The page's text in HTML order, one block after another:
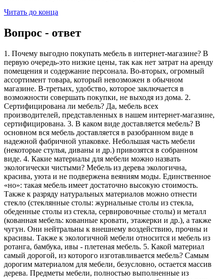
Читать до конца
Вопрос - ответ
1. Почему выгодно покупать мебель в интернет-магазине? В
первую очередь-это низкие цены, так как нет затрат на аренду
помещения и содержание персонала. Во-вторых, огромный
ассортимент товара, который невозможен в обычном
магазине. В-третьих, удобство, которое заключается в
возможности совершать покупки, не выходя из дома. 2.
Сертифицирована ли мебель? Да, мебель всех
производителей, представленных в нашем интернет-магазине,
сертифицирована. 3. В каком виде доставляется мебель? В
основном вся мебель доставляется в разобранном виде в
надежной фабричной упаковке. Небольшая часть мебели
(некоторые стулья, диваны и др.) привозятся в собранном
виде. 4. Какие материалы для мебели можно назвать
экологически чистыми? Мебель из дерева экологична,
красива, уюта и не подвержена веяниям моды. Единственное
«но»: такая мебель имеет достаточно высокую стоимость.
Также к разряду натуральных материалов можно отнести
стекло (стеклянные столы: журнальные столы из стекла,
обеденные столы из стекла, сервировочные столы) и металл
(кованная мебель: кованные кровати, этажерки и др.), а также
чугун. Они нейтральны к внешнему воздействию, прочны и
красивы. Также к экологичной мебели относится и мебель из
ротанга, бамбука, ивы - плетеная мебель. 5. Какой материал
самый дорогой, из которого изготавливается мебель? Самым
дорогим материалом для мебели, безусловно, остается массив
дерева. Предметы мебели, полностью выполненные из